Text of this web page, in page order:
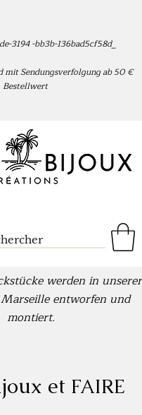
werden in unserer
entworfen und
montiert.
3194 -bb3b-136bad5cf58d_
mit Sendungsverfolgung ab 50 €
Bestellwert
et FAIRE